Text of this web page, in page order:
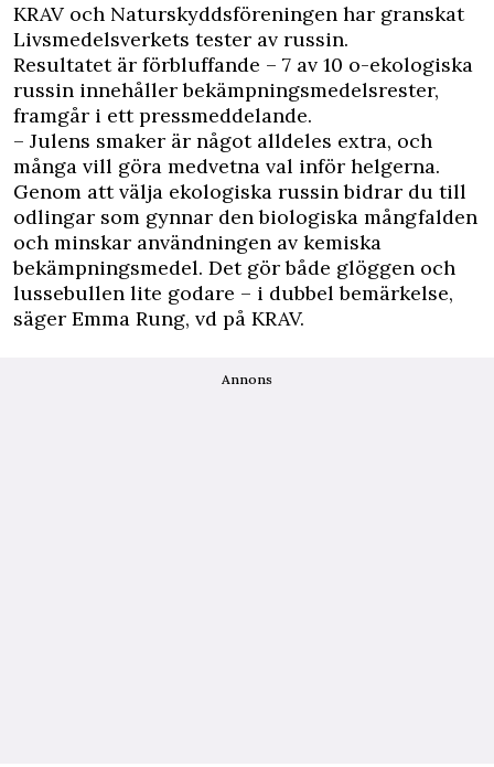
KRAV och Naturskyddsföreningen har granskat
Livsmedelsverkets tester av russin.
Resultatet är förbluffande – 7 av 10 o-ekologiska
russin innehåller bekämpningsmedelsrester,
framgår i ett pressmeddelande.
– Julens smaker är något alldeles extra, och
många vill göra medvetna val inför helgerna.
Genom att välja ekologiska russin bidrar du till
odlingar som gynnar den biologiska mångfalden
och minskar användningen av kemiska
bekämpningsmedel. Det gör både glöggen och
lussebullen lite godare – i dubbel bemärkelse,
säger Emma Rung, vd på KRAV.
Annons